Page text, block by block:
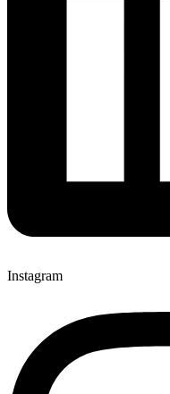
Instagram